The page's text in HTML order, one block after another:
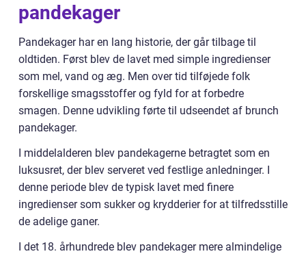
pandekager
Pandekager har en lang historie, der går tilbage til
oldtiden. Først blev de lavet med simple ingredienser
som mel, vand og æg. Men over tid tilføjede folk
forskellige smagsstoffer og fyld for at forbedre
smagen. Denne udvikling førte til udseendet af brunch
pandekager.
I middelalderen blev pandekagerne betragtet som en
luksusret, der blev serveret ved festlige anledninger. I
denne periode blev de typisk lavet med finere
ingredienser som sukker og krydderier for at tilfredsstille
de adelige ganer.
I det 18. århundrede blev pandekager mere almindelige